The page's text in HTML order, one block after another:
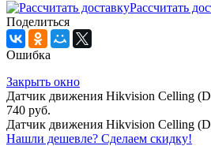
Рассчитать
Поделиться
Ошибка
Закрыть окно
Датчик движения Hikvision Celling
740 руб.
Датчик движения Hikvision Celling
Нашли дешевле? Сделаем скидку!